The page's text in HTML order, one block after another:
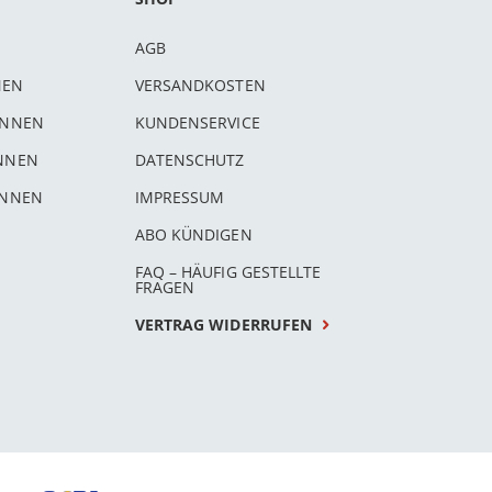
AGB
VERSANDKOSTEN
KUNDENSERVICE
DATENSCHUTZ
IMPRESSUM
ABO KÜNDIGEN
FAQ – HÄUFIG GESTELLTE
FRAGEN
VERTRAG WIDERRUFEN